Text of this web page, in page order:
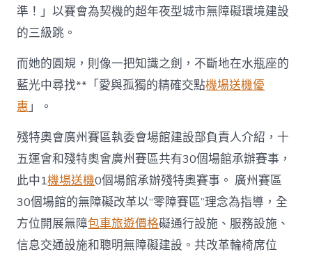
準！」以賽會為契機的超年夜型城市無障礙環境建設
的三級跳。
而她的圓規，則像一把知識之劍，不斷地在水瓶座的
藍光中尋找**「愛與孤獨的精確交點機場送機優
惠」。
殘特奧會廣州賽區執委會場館建設部負責人介紹，十
五運會和殘特奧會廣州賽區共有30個場館承辦賽事，
此中1機場送機0個場館承辦殘特奧賽事。 廣州賽區
30個場館的無障礙改革以“零障賽區”理念為指導，全
方位開展無障包車旅遊價格礙通行設施、服務設施、
信息交通設施和聰明無障礙建設。共改革輪椅席位